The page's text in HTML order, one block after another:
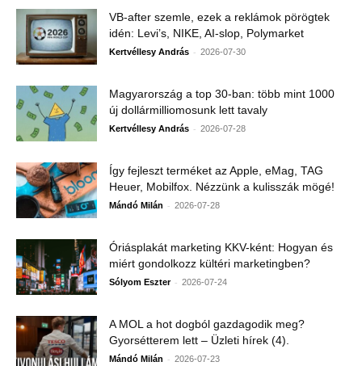
VB-after szemle, ezek a reklámok pörögtek
idén: Levi’s, NIKE, AI-slop, Polymarket
Kertvéllesy András - 2026-07-30
Magyarország a top 30-ban: több mint 1000
új dollármilliomosunk lett tavaly
Kertvéllesy András - 2026-07-28
Így fejleszt terméket az Apple, eMag, TAG
Heuer, Mobilfox. Nézzünk a kulisszák mögé!
Mándó Milán - 2026-07-28
Óriásplakát marketing KKV-ként: Hogyan és
miért gondolkozz kültéri marketingben?
Sólyom Eszter - 2026-07-24
A MOL a hot dogból gazdagodik meg?
Gyorsétterem lett – Üzleti hírek (4).
Mándó Milán - 2026-07-23